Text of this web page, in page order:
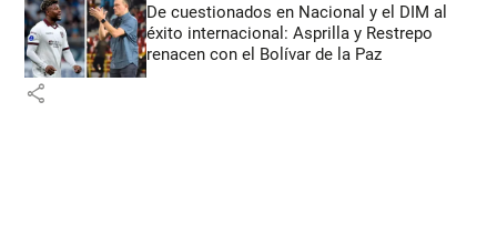
De cuestionados en Nacional y el DIM al
éxito internacional: Asprilla y Restrepo
renacen con el Bolívar de la Paz
share